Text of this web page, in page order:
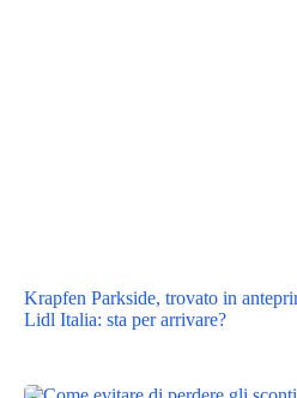
Krapfen Parkside, trovato in
Lidl Italia: sta per arrivare?